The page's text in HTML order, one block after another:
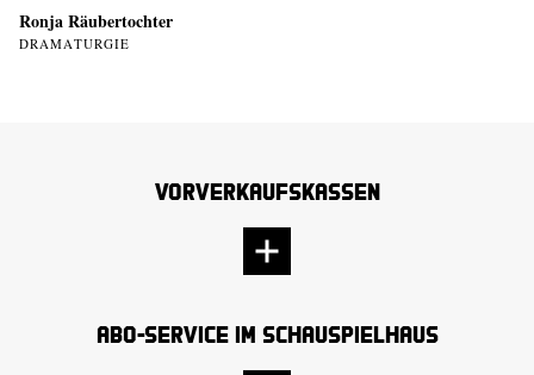
Ronja Räubertochter
DRAMATURGIE
Vorverkaufskassen
Abo-Service im Schauspielhaus